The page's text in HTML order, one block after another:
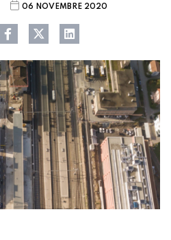
06 NOVEMBRE 2020